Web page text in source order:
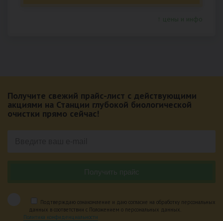
Получите свежий прайс-лист с действующими
акциями на Станции глубокой биологической
очистки прямо сейчас!
Подтверждаю ознакомление и даю согласие на обработку персональных
данных в соответствии с Положением о персональных данных.
Политика конфиденциальности